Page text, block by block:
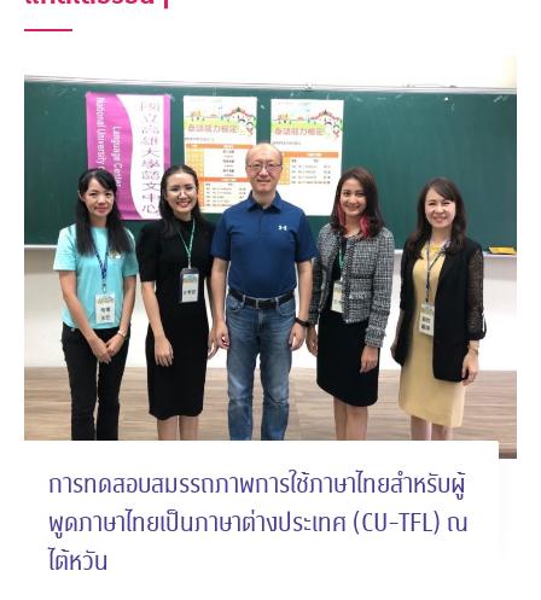
การทดสอบสมรรถภาพการใช้ภาษาไทยสำหรับผู้
พูดภาษาไทยเป็นภาษาต่างประเทศ (CU-TFL) ณ
ไต้หวัน